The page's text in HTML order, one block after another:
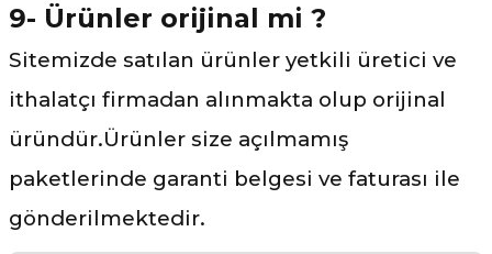
9- Ürünler orijinal mi ?
Sitemizde satılan ürünler yetkili üretici ve
ithalatçı firmadan alınmakta olup orijinal
üründür.Ürünler size açılmamış
paketlerinde garanti belgesi ve faturası ile
gönderilmektedir.